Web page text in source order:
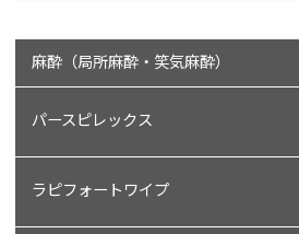
麻酔（局所麻酔・笑気麻酔）
パースピレックス
ラピフォートワイプ